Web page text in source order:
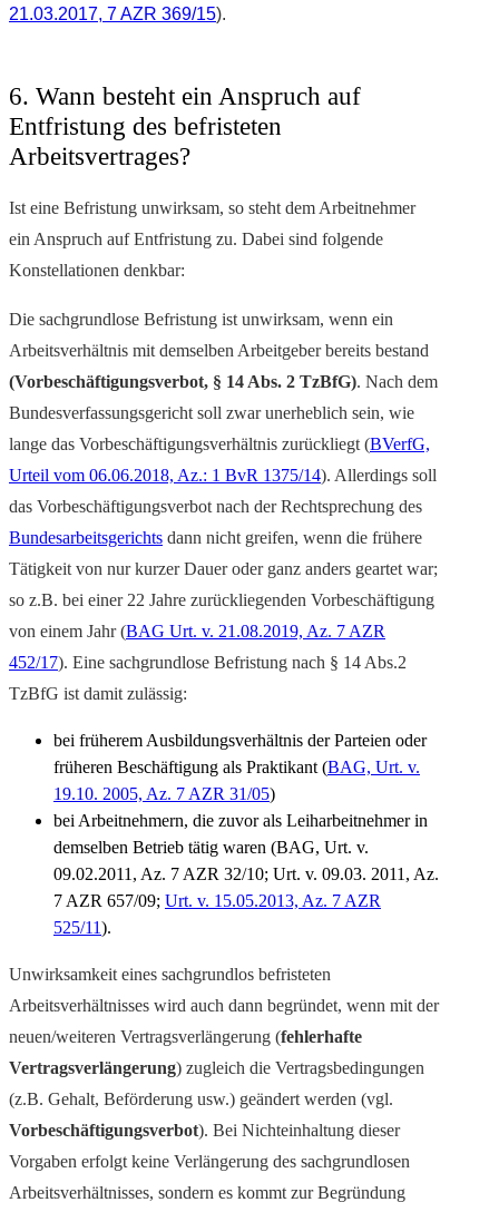
21.03.2017, 7 AZR 369/15).
6. Wann besteht ein Anspruch auf
Entfristung des befristeten
Arbeitsvertrages?
Ist eine Befristung unwirksam, so steht dem Arbeitnehmer
ein Anspruch auf Entfristung zu. Dabei sind folgende
Konstellationen denkbar:
Die sachgrundlose Befristung ist unwirksam, wenn ein
Arbeitsverhältnis mit demselben Arbeitgeber bereits bestand
(Vorbeschäftigungsverbot, § 14 Abs. 2 TzBfG). Nach dem
Bundesverfassungsgericht soll zwar unerheblich sein, wie
lange das Vorbeschäftigungsverhältnis zurückliegt (BVerfG,
Urteil vom 06.06.2018, Az.: 1 BvR 1375/14). Allerdings soll
das Vorbeschäftigungsverbot nach der Rechtsprechung des
Bundesarbeitsgerichts dann nicht greifen, wenn die frühere
Tätigkeit von nur kurzer Dauer oder ganz anders geartet war;
so z.B. bei einer 22 Jahre zurückliegenden Vorbeschäftigung
von einem Jahr (BAG Urt. v. 21.08.2019, Az. 7 AZR
452/17). Eine sachgrundlose Befristung nach § 14 Abs.2
TzBfG ist damit zulässig:
bei früherem Ausbildungsverhältnis der Parteien oder
früheren Beschäftigung als Praktikant (BAG, Urt. v.
19.10. 2005, Az. 7 AZR 31/05)
bei Arbeitnehmern, die zuvor als Leiharbeitnehmer in
demselben Betrieb tätig waren (BAG, Urt. v.
09.02.2011, Az. 7 AZR 32/10; Urt. v. 09.03. 2011, Az.
7 AZR 657/09; Urt. v. 15.05.2013, Az. 7 AZR
525/11).
Unwirksamkeit eines sachgrundlos befristeten
Arbeitsverhältnisses wird auch dann begründet, wenn mit der
neuen/weiteren Vertragsverlängerung (fehlerhafte
Vertragsverlängerung) zugleich die Vertragsbedingungen
(z.B. Gehalt, Beförderung usw.) geändert werden (vgl.
Vorbeschäftigungsverbot). Bei Nichteinhaltung dieser
Vorgaben erfolgt keine Verlängerung des sachgrundlosen
Arbeitsverhältnisses, sondern es kommt zur Begründung